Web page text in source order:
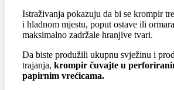
Istraživanja pokazuju da bi se krompir
i hladnom mjestu, poput ostave ili
maksimalno zadržale hranjive tvari.
Da biste produžili ukupnu svježinu i
trajanja, krompir čuvajte u
papirnim vrećicama.